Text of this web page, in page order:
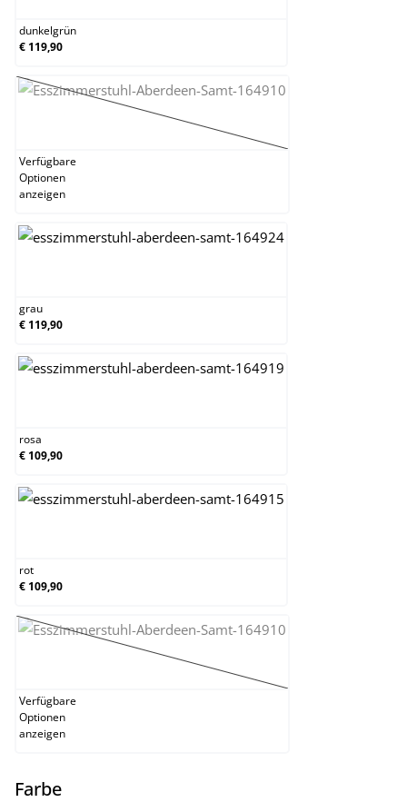
dunkelgrün
€ 119,90
gelb
(Diese Option ist zurzeit nicht verfügbar.)
Verfügbare
Optionen
anzeigen
grau
€ 119,90
rosa
€ 109,90
rot
€ 109,90
schwarz
(Diese Option ist zurzeit nicht verfügbar.)
Verfügbare
Optionen
anzeigen
Farbeauswählen